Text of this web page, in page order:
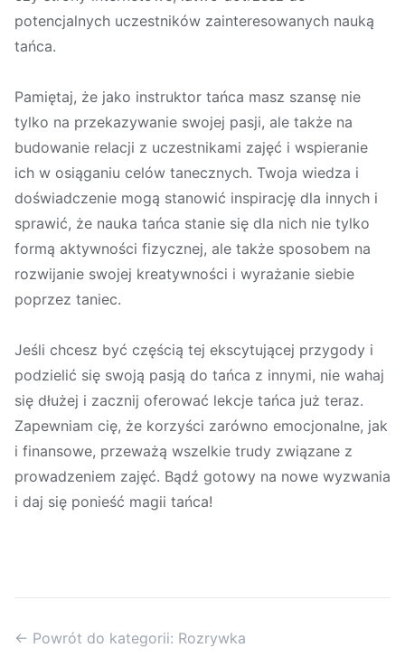
potencjalnych uczestników zainteresowanych nauką
tańca.
Pamiętaj, że jako instruktor tańca masz szansę nie
tylko na przekazywanie swojej pasji, ale także na
budowanie relacji z uczestnikami zajęć i wspieranie
ich w osiąganiu celów tanecznych. Twoja wiedza i
doświadczenie mogą stanowić inspirację dla innych i
sprawić, że nauka tańca stanie się dla nich nie tylko
formą aktywności fizycznej, ale także sposobem na
rozwijanie swojej kreatywności i wyrażanie siebie
poprzez taniec.
Jeśli chcesz być częścią tej ekscytującej przygody i
podzielić się swoją pasją do tańca z innymi, nie wahaj
się dłużej i zacznij oferować lekcje tańca już teraz.
Zapewniam cię, że korzyści zarówno emocjonalne, jak
i finansowe, przeważą wszelkie trudy związane z
prowadzeniem zajęć. Bądź gotowy na nowe wyzwania
i daj się ponieść magii tańca!
← Powrót do kategorii: Rozrywka